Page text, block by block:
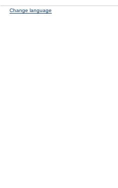
Change language